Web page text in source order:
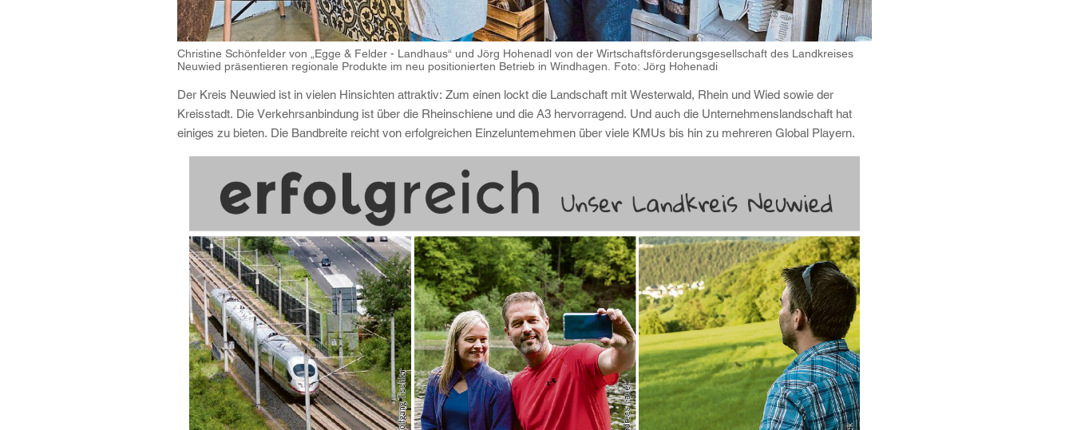
Christine Schönfelder von „Egge & Felder - Landhaus“ und Jörg Hohenadl von der Wirtschaftsförderungsgesellschaft des Landkreises
Neuwied präsentieren regionale Produkte im neu positionierten Betrieb in Windhagen. Foto: Jörg Hohenadi
Der Kreis Neuwied ist in vielen Hinsichten attraktiv: Zum einen lockt die Landschaft mit Westerwald, Rhein und Wied sowie der
Kreisstadt. Die Verkehrsanbindung ist über die Rheinschiene und die A3 hervorragend. Und auch die Unternehmenslandschaft hat
einiges zu bieten. Die Bandbreite reicht von erfolgreichen Einzeluntemehmen über viele KMUs bis hin zu mehreren Global Playern.